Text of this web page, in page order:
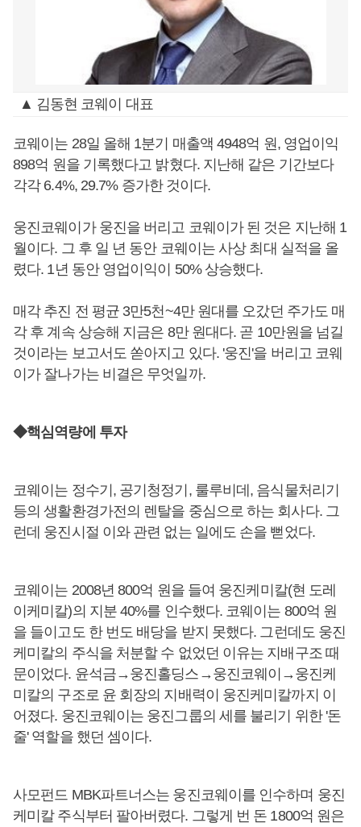
▲ 김동현 코웨이 대표
코웨이는 28일 올해 1분기 매출액 4948억 원, 영업이익
898억 원을 기록했다고 밝혔다. 지난해 같은 기간보다
각각 6.4%, 29.7% 증가한 것이다.
웅진코웨이가 웅진을 버리고 코웨이가 된 것은 지난해 1
월이다. 그 후 일 년 동안 코웨이는 사상 최대 실적을 올
렸다. 1년 동안 영업이익이 50% 상승했다.
매각 추진 전 평균 3만5천~4만 원대를 오갔던 주가도 매
각 후 계속 상승해 지금은 8만 원대다. 곧 10만원을 넘길
것이라는 보고서도 쏟아지고 있다. '웅진'을 버리고 코웨
이가 잘나가는 비결은 무엇일까.
◆핵심역량에 투자
코웨이는 정수기, 공기청정기, 룰루비데, 음식물처리기
등의 생활환경가전의 렌탈을 중심으로 하는 회사다. 그
런데 웅진시절 이와 관련 없는 일에도 손을 뻗었다.
코웨이는 2008년 800억 원을 들여 웅진케미칼(현 도레
이케미칼)의 지분 40%를 인수했다. 코웨이는 800억 원
을 들이고도 한 번도 배당을 받지 못했다. 그런데도 웅진
케미칼의 주식을 처분할 수 없었던 이유는 지배구조 때
문이었다. 윤석금→웅진홀딩스→웅진코웨이→웅진케
미칼의 구조로 윤 회장의 지배력이 웅진케미칼까지 이
어졌다. 웅진코웨이는 웅진그룹의 세를 불리기 위한 '돈
줄' 역할을 했던 셈이다.
사모펀드 MBK파트너스는 웅진코웨이를 인수하며 웅진
케미칼 주식부터 팔아버렸다. 그렇게 번 돈 1800억 원은